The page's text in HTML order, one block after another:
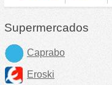
Supermercados
Caprabo
Eroski